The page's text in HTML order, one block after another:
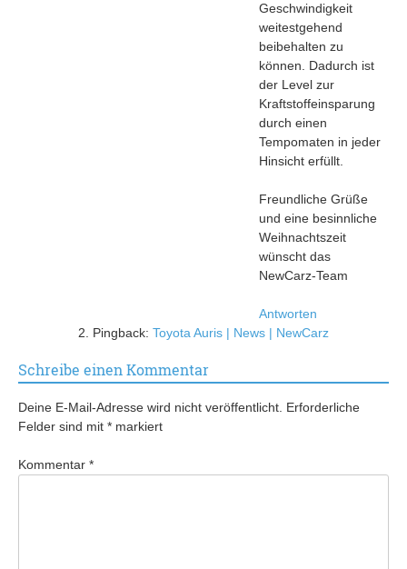
Geschwindigkeit
weitestgehend
beibehalten zu
können. Dadurch ist
der Level zur
Kraftstoffeinsparung
durch einen
Tempomaten in jeder
Hinsicht erfüllt.
Freundliche Grüße
und eine besinnliche
Weihnachtszeit
wünscht das
NewCarz-Team
Antworten
Pingback: Toyota Auris | News | NewCarz
Schreibe einen Kommentar
Deine E-Mail-Adresse wird nicht veröffentlicht. Erforderliche
Felder sind mit * markiert
Kommentar *